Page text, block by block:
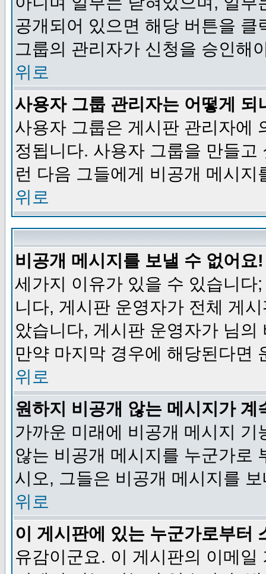
공개되어 있으면 해당 버튼을
그룹의 관리자가 신청을 승인해
위로
사용자 그룹 관리자는 어떻게 되
사용자 그룹은 게시판 관리자에
정됩니다. 사용자 그룹을 만들
런 다음 그들에게 비공개 메시지
위로
비공개 메시지를 보낼 수 없어요!
세가지 이유가 있을 수 있습니
니다, 게시판 운영자가 전체 게
았습니다, 게시판 운영자가 님
만약 마지막 경우에 해당된다면
위로
원하지 비공개 않는 메시지가 계
가까운 미래에 비공개 메시지
않는 비공개 메시지를 누군가로
시오, 그들은 비공개 메시지를
위로
이 게시판에 있는 누군가로부터
유감이군요. 이 게시판의 이메